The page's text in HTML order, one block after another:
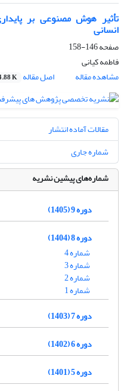
تأثیر هوش مصنوعی بر
انسانی
صفحه146-158
فاطمه کیانی
مشاهده مقاله
اصل مقاله K
مقالات آماده انتشار
شماره جاری
شماره‌های پیشین نشریه
دوره 9 (1405)
دوره 8 (1404)
شماره 4
شماره 3
شماره 2
شماره 1
دوره 7 (1403)
دوره 6 (1402)
دوره 5 (1401)